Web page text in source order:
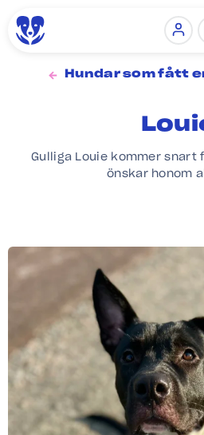
Sign in
Hundar som fått
Gulliga Louie kommer snart
önskar honom